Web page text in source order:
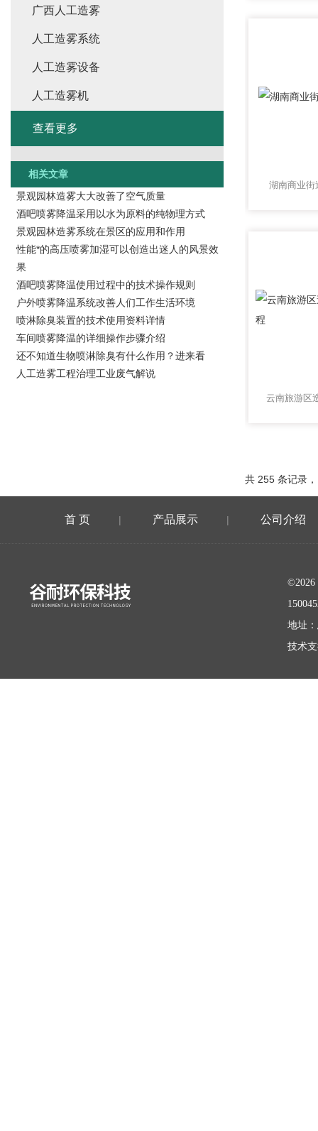
湖南商业街
共 255 条记录
广西人工造雾
人工造雾系统
人工造雾设备
人工造雾机
查看更多
相关文章
景观园林造雾大大改善了空气质量
酒吧喷雾降温采用以水为原料的纯物理方式
景观园林造雾系统在景区的应用和作用
性能*的高压喷雾加湿可以创造出迷人的风景效
果
酒吧喷雾降温使用过程中的技术操作规则
户外喷雾降温系统改善人们工作生活环境
喷淋除臭装置的技术使用资料详情
车间喷雾降温的详细操作步骤介绍
还不知道生物喷淋除臭有什么作用？进来看
人工造雾工程治理工业废气解说
首 页 | 产品展示 | 公司介绍
©2026
地址
技术